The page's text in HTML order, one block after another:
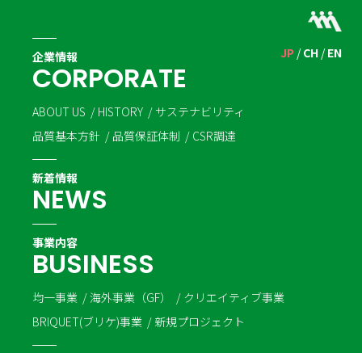
JP CH EN
企業情報
CORPORATE
ABOUT US HISTORY
サステナビリティ
品質基本方針
品質保証体制 CSR調達
新着情報
NEWS
事業内容
BUSINESS
均一事業 海外事業（GF）
クリエイティブ事業
BRIQUET(ブリケ)事業
新規プロジェクト